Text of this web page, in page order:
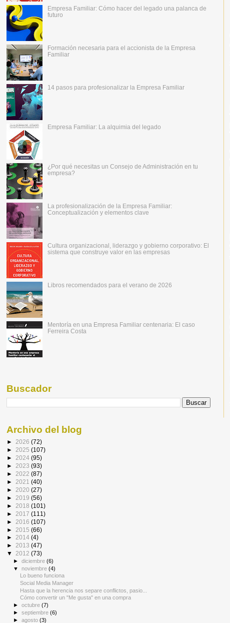
Empresa Familiar: Cómo hacer del legado una palanca de
futuro
Formación necesaria para el accionista de la Empresa
Familiar
14 pasos para profesionalizar la Empresa Familiar
Empresa Familiar: La alquimia del legado
¿Por qué necesitas un Consejo de Administración en tu
empresa?
La profesionalización de la Empresa Familiar:
Conceptualización y elementos clave
Cultura organizacional, liderazgo y gobierno corporativo: El
sistema que construye valor en las empresas
Libros recomendados para el verano de 2026
Mentoría en una Empresa Familiar centenaria: El caso
Ferreira Costa
Buscador
Archivo del blog
► 2026 (72)
► 2025 (107)
► 2024 (95)
► 2023 (93)
► 2022 (87)
► 2021 (40)
► 2020 (27)
► 2019 (56)
► 2018 (101)
► 2017 (111)
► 2016 (107)
► 2015 (66)
► 2014 (4)
► 2013 (47)
▼ 2012 (73)
►diciembre(6)
▼ noviembre(4)
Lo bueno funciona
Social Media Manager
Hasta que la herencia nos separe conflictos, pasio...
Cómo convertir un "Me gusta" en una compra
►octubre(7)
►septiembre(6)
►agosto(3)